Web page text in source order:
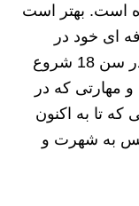
است. بهتر است
ای خود در
رشته ورزشی تنیس از سال 2014 و در سن 18 شروع
مهارتی که در
که تا به اکنون
به شهرت و